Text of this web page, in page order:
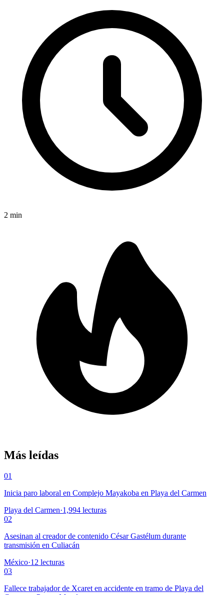
2 min
Más leídas
01
Inicia paro laboral en Complejo Mayakoba en Playa del Carmen
Playa del Carmen·1,994 lecturas
02
Asesinan al creador de contenido César Gastélum durante
transmisión en Culiacán
México·12 lecturas
03
Fallece trabajador de Xcaret en accidente en tramo de Playa del